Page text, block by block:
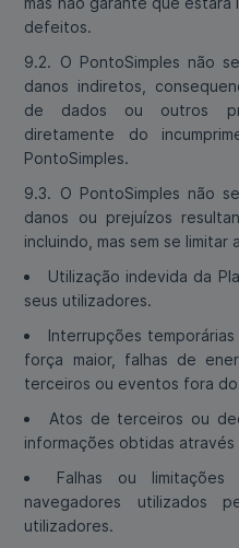
defeitos.
9.2. O PontoSimples não
danos indiretos,
de dados ou outros
diretamente do
PontoSimples.
9.3. O PontoSimples não
danos ou prejuízos
incluindo, mas sem se limitar
Utilização indevida da
seus utilizadores.
Interrupções
força maior, falhas de
terceiros ou eventos fora
Atos de terceiros ou
informações obtidas através
Falhas ou
navegadores utilizados
utilizadores.